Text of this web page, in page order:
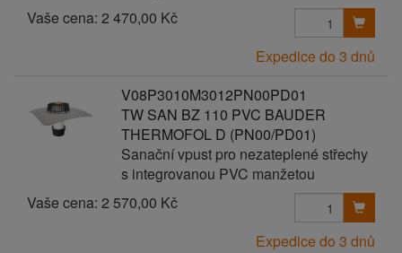
Vaše cena: 2 470,00 Kč
Expedice do 3 dnů
V08P3010M3012PN00PD01
TW SAN BZ 110 PVC BAUDER
THERMOFOL D (PN00/PD01)
Sanační vpust pro nezateplené střechy
s integrovanou PVC manžetou
Vaše cena: 2 570,00 Kč
Expedice do 3 dnů